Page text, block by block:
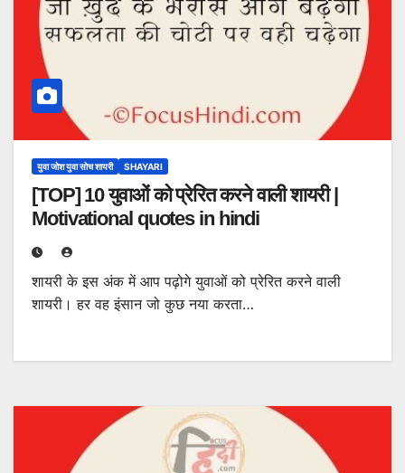
युवा जोश युवा सोच शायरी SHAYARI
[TOP] 10 युवाओं को प्रेरित करने वाली शायरी |
Motivational quotes in hindi
शायरी के इस अंक में आप पढ़ोगे युवाओं को प्रेरित करने वाली
शायरी। हर वह इंसान जो कुछ नया करता…